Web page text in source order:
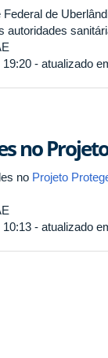
Federal de
autoridades
19:20 - atualizado
no
no Projeto
- atualizado